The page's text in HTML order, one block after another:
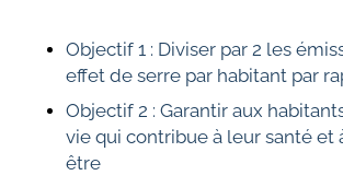
Objectif 1 : Diviser par 2 les
effet de serre par habitant par
Objectif 2 : Garantir aux
vie qui contribue à leur santé et
être